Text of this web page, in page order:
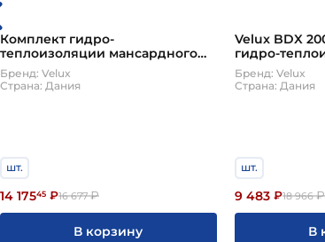
Комплект гидро-
теплоизоляции мансардного
окна Velux (Велюкс) BDX 2000
FK04 66*98 см
Бренд: Velux
Страна: Дания
шт.
14 17545 ₽16 677₽
В корзину
Velux BDX
гидро-
мансардного
Бренд: Velux
Страна: Дания
шт.
9 483₽18 966₽
В